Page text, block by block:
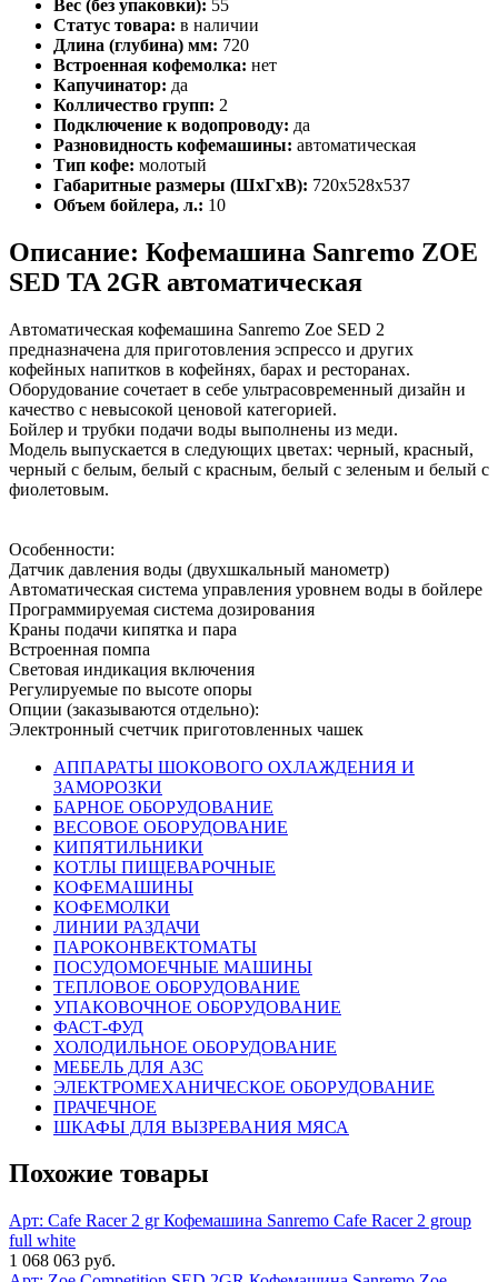
Вес (без упаковки): 55
Статус товара: в наличии
Длина (глубина) мм: 720
Встроенная кофемолка: нет
Капучинатор: да
Колличество групп: 2
Подключение к водопроводу: да
Разновидность кофемашины: автоматическая
Тип кофе: молотый
Габаритные размеры (ШхГхВ): 720х528х537
Объем бойлера, л.: 10
Описание: Кофемашина Sanremo ZOE
SED TA 2GR автоматическая
Автоматическая кофемашина Sanremo Zoe SED 2
предназначена для приготовления эспрессо и других
кофейных напитков в кофейнях, барах и ресторанах.
Оборудование сочетает в себе ультрасовременный дизайн и
качество с невысокой ценовой категорией.
Бойлер и трубки подачи воды выполнены из меди.
Модель выпускается в следующих цветах: черный, красный,
черный с белым, белый с красным, белый с зеленым и белый с
фиолетовым.
Особенности:
Датчик давления воды (двухшкальный манометр)
Автоматическая система управления уровнем воды в бойлере
Программируемая система дозирования
Краны подачи кипятка и пара
Встроенная помпа
Световая индикация включения
Регулируемые по высоте опоры
Опции (заказываются отдельно):
Электронный счетчик приготовленных чашек
АППАРАТЫ ШОКОВОГО ОХЛАЖДЕНИЯ И
ЗАМОРОЗКИ
БАРНОЕ ОБОРУДОВАНИЕ
ВЕСОВОЕ ОБОРУДОВАНИЕ
КИПЯТИЛЬНИКИ
КОТЛЫ ПИЩЕВАРОЧНЫЕ
КОФЕМАШИНЫ
КОФЕМОЛКИ
ЛИНИИ РАЗДАЧИ
ПАРОКОНВЕКТОМАТЫ
ПОСУДОМОЕЧНЫЕ МАШИНЫ
ТЕПЛОВОЕ ОБОРУДОВАНИЕ
УПАКОВОЧНОЕ ОБОРУДОВАНИЕ
ФАСТ-ФУД
ХОЛОДИЛЬНОЕ ОБОРУДОВАНИЕ
МЕБЕЛЬ ДЛЯ АЗС
ЭЛЕКТРОМЕХАНИЧЕСКОЕ ОБОРУДОВАНИЕ
ПРАЧЕЧНОЕ
ШКАФЫ ДЛЯ ВЫЗРЕВАНИЯ МЯСА
Похожие товары
Арт: Cafe Racer 2 grКофемашина Sanremo Cafe Racer 2 group
full white
1 068 063 руб.